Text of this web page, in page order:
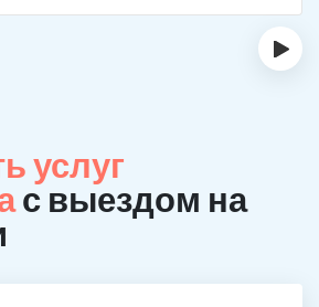
›
услуг
с выездом на